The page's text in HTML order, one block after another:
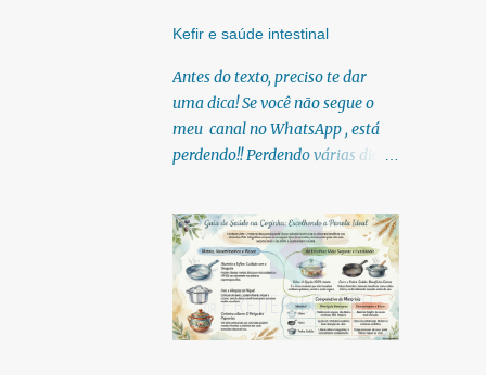
Kefir e saúde intestinal
Antes do texto, preciso te dar
uma dica! Se você não segue o
meu canal no WhatsApp , está
perdendo!! Perdendo várias dicas,
infográficos, o link para
download dos meus e-books.
Para acessar clique no link:
https://whatsapp.com/channel/0
029Vb6U4AqKgsNzkBhubA40